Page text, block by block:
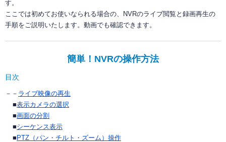
NVR市場拡大の理由
NVR本体無料保証
【販売終了】4CH（小型）
NVR過去製品一覧
ラインナップ一覧
お役立ち
NVRの知識
定期配信メールのご登録
ご購入検討
NVRデモサイト
導入までの流れ
デモ機貸出
サポート
ネットワークカメラサイトへ
システム・ケイサイトへ
す。
ここでは初めてお使いなられる場合の、NVRのライブ閲覧と録画再生の
手順をご説明いたします。動画でも確認できます。
簡単！NVRの操作方法
目次
ライブ映像の再生
表示カメラの選択
画面の分割
シーケンス表示
PTZ（パン・チルト・ズーム）操作